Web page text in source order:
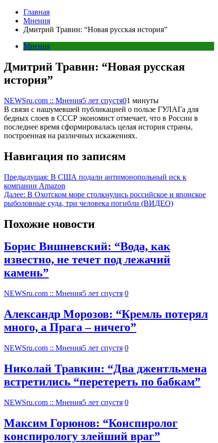
Главная
Мнения
Дмитрий Травин: “Новая русская история”
Мнения
Дмитрий Травин: “Новая русская
история”
NEWSru.com :: Мнения5 лет спустя01 минуты
В связи с нашумевшей публикацией о пользе ГУЛАГа для
бедных слоев в СССР экономист отмечает, что в России в
последнее время сформировалась целая история страны,
построенная на различных искажениях.
Навигация по записям
Предыдущая: В США подали антимонопольный иск к
компании Amazon
Далее: В Охотском море столкнулись российское и японское
рыболовные суда, три человека погибли (ВИДЕО)
Похожие новости
Борис Вишневский: “Вода, как
известно, не течет под лежачий
камень”
NEWSru.com :: Мнения5 лет спустя 0
Александр Морозов: “Кремль потерял
много, а Прага – ничего”
NEWSru.com :: Мнения5 лет спустя 0
Николай Травкин: “Два джентльмена
встретились “перетереть по бабкам”
NEWSru.com :: Мнения5 лет спустя 0
Максим Горюнов: “Конспиролог
конспирологу злейший враг”